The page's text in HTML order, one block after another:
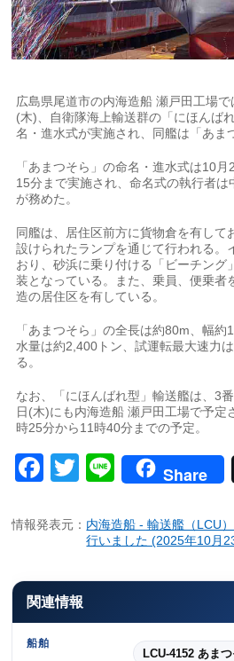
広島県尾道市の内海造船 瀬戸田工場
(木)、自衛隊海上輸送群の「にほんば
名・進水式が実施され、同艦は「あま
「あまつそら」の命名・進水式は10
15分まで実施され、命名式の執行者
が務めた。
同艦は、居住区前方に貨物倉を有して
設けられたランプを通じて行われる。
おり、砂浜に乗り付ける「ビーチング
装となっている。また、乗員、便乗者
造の居住区を有している。
「あまつそら」の全長は約80m、幅
水量は約2,400トン、試運転最大速力
る。
なお、「にほんばれ型」輸送艦は、3
日(木)にも内海造船 瀬戸田工場で予定
時25分から11時40分までの予定。
Facebook
Twitter
LineShare
情報発表元： 内海造船 - 輸送艦（LCU
行いました (2025年10月
関連情報
船舶
LCU-4152 あま